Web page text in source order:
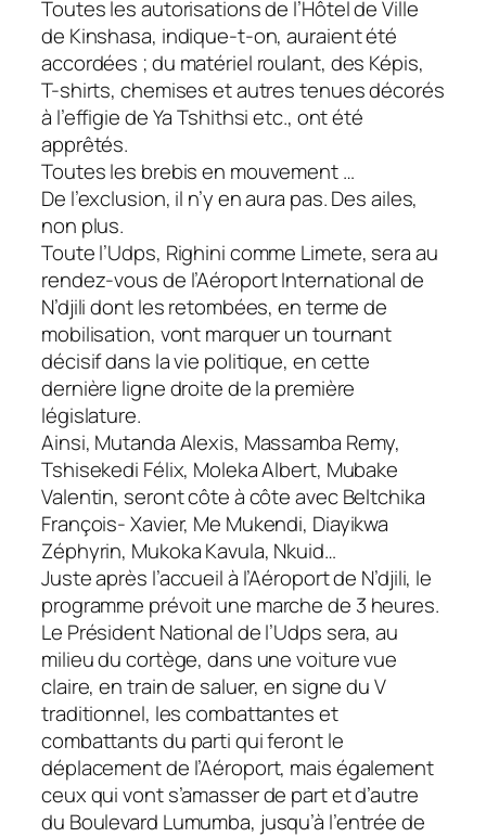
Toutes les autorisations de l’Hôtel de Ville
de Kinshasa, indique-t-on, auraient été
accordées ; du matériel roulant, des Képis,
T-shirts, chemises et autres tenues décorés
à l’effigie de Ya Tshithsi etc., ont été
apprêtés.
Toutes les brebis en mouvement …
De l’exclusion, il n’y en aura pas. Des ailes,
non plus.
Toute l’Udps, Righini comme Limete, sera au
rendez-vous de l’Aéroport International de
N’djili dont les retombées, en terme de
mobilisation, vont marquer un tournant
décisif dans la vie politique, en cette
dernière ligne droite de la première
législature.
Ainsi, Mutanda Alexis, Massamba Remy,
Tshisekedi Félix, Moleka Albert, Mubake
Valentin, seront côte à côte avec Beltchika
François- Xavier, Me Mukendi, Diayikwa
Zéphyrin, Mukoka Kavula, Nkuid…
Juste après l’accueil à l’Aéroport de N’djili, le
programme prévoit une marche de 3 heures.
Le Président National de l’Udps sera, au
milieu du cortège, dans une voiture vue
claire, en train de saluer, en signe du V
traditionnel, les combattantes et
combattants du parti qui feront le
déplacement de l’Aéroport, mais également
ceux qui vont s’amasser de part et d’autre
du Boulevard Lumumba, jusqu’à l’entrée de